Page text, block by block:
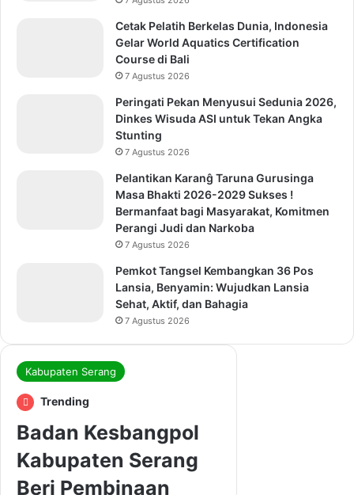
Cetak Pelatih Berkelas Dunia, Indonesia
Gelar World Aquatics Certification
Course di Bali
7 Agustus 2026
Peringati Pekan Menyusui Sedunia 2026,
Dinkes Wisuda ASI untuk Tekan Angka
Stunting
7 Agustus 2026
Pelantikan Karanĝ Taruna Gurusinga
Masa Bhakti 2026-2029 Sukses !
Bermanfaat bagi Masyarakat, Komitmen
Perangi Judi dan Narkoba
7 Agustus 2026
Pemkot Tangsel Kembangkan 36 Pos
Lansia, Benyamin: Wujudkan Lansia
Sehat, Aktif, dan Bahagia
7 Agustus 2026